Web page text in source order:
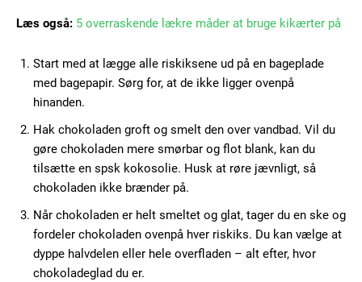
Free limited access
Gratis / forever
Etiam est nibh, lobortis sit
Praesent euismod ac
Ut mollis pellentesque tortor
Donec quis est ac felis
Læs også: 5 overraskende lækre måder at bruge kikærter på
Start med at lægge alle riskiksene ud på en bageplade
med bagepapir. Sørg for, at de ikke ligger ovenpå
hinanden.
Hak chokoladen groft og smelt den over vandbad. Vil du
gøre chokoladen mere smørbar og flot blank, kan du
tilsætte en spsk kokosolie. Husk at røre jævnligt, så
chokoladen ikke brænder på.
Når chokoladen er helt smeltet og glat, tager du en ske og
fordeler chokoladen ovenpå hver riskiks. Du kan vælge at
dyppe halvdelen eller hele overfladen – alt efter, hvor
chokoladeglad du er.